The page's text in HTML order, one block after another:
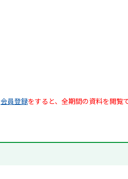
会員登録をすると、全期間の資料を閲覧